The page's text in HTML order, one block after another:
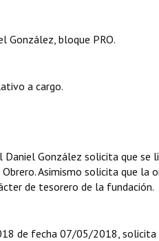
González, bloque PRO.
a cargo.
González solicita que se
Asimismo solicita que la
de tesorero de la fundación.
de fecha 07/05/2018, solicita